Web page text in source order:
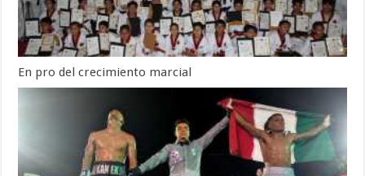
En pro del crecimiento marcial